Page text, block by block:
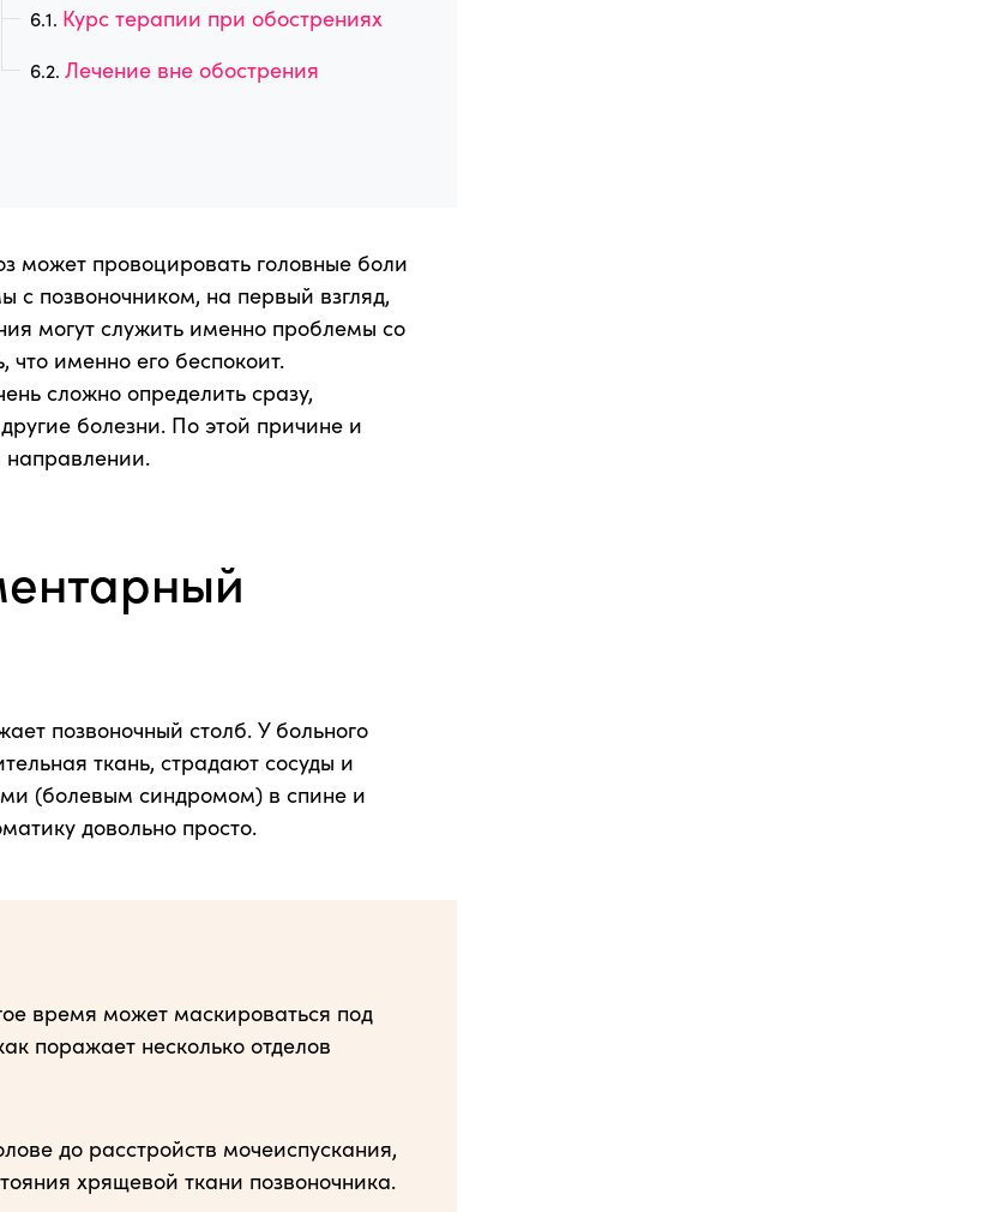
Курс терапии при обострениях
Лечение вне обострения
может провоцировать головные боли
с позвоночником, на первый взгляд,
могут служить именно проблемы со
именно его беспокоит.
сложно определить сразу,
болезни. По этой причине и
направлении.
позвоночный столб. У больного
ткань, страдают сосуды и
(болевым синдромом) в спине и
довольно просто.
время может маскироваться под
поражает несколько отделов
до расстройств мочеиспускания,
хрящевой ткани позвоночника.